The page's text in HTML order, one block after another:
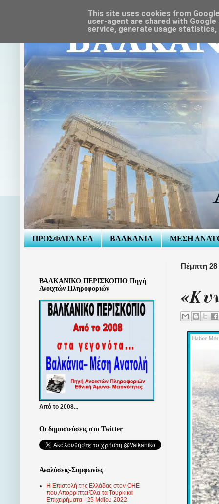
ΠΡΟΣΦΑΤΑ ΝΕΑ ΒΑΛΚΑΝΙΑ ΜΕΣΗ
Πέμπτη 28
ΒΑΛΚΑΝΙΚΟ ΠΕΡΙΣΚΟΠΙΟ Πηγή
Ανοιχτών Πληροφοριών
Από το 2008...
Οι δημοσιεύσεις στο Twitter
Αναλύσεις-Συμφωνίες
Η Επιστολή της Ελλάδας στον ΟΗΕ
που Απορρίπτει Όλα τα Τουρκικά
Επιχειρήματα - 25 Μαΐου 2022
This site uses cookies from
user-agent are shared with
service, generate usage statistics,